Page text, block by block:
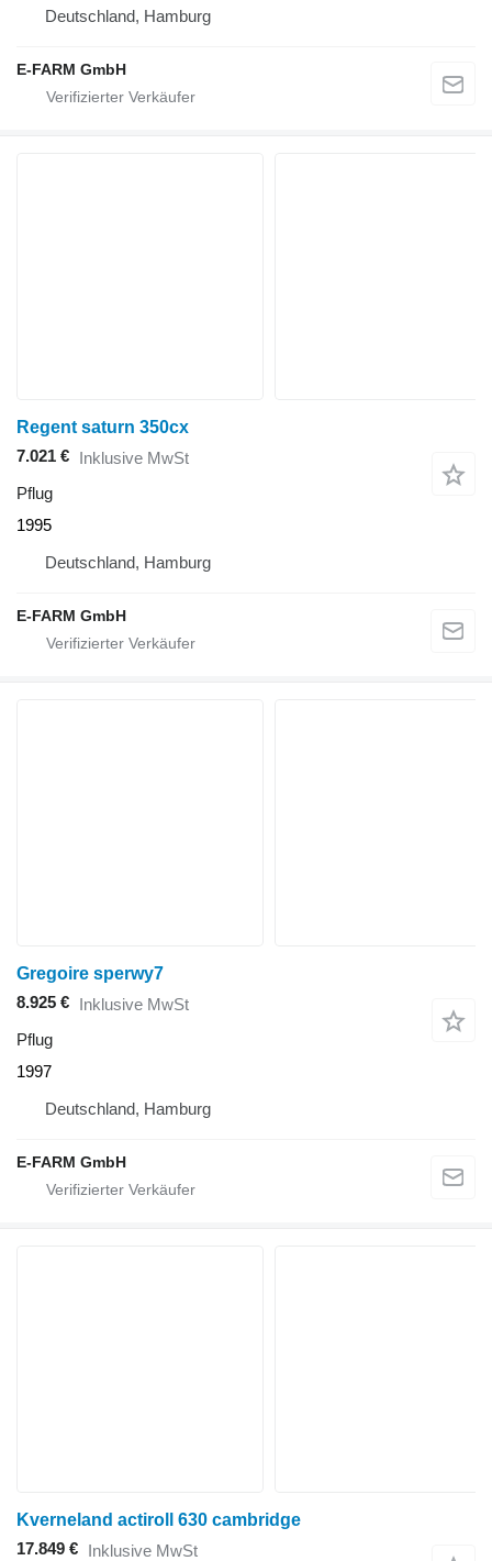
Deutschland, Hamburg
E-FARM GmbH
Regent saturn 350cx
7.021 € Inklusive MwSt
Pflug
1995
Deutschland, Hamburg
E-FARM GmbH
Gregoire sperwy7
8.925 € Inklusive MwSt
Pflug
1997
Deutschland, Hamburg
E-FARM GmbH
Kverneland actiroll 630 cambridge
17.849 € Inklusive MwSt